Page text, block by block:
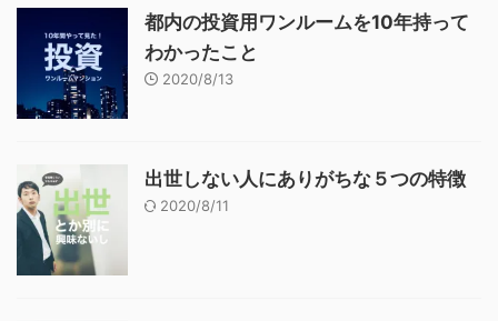
都内の投資用ワンルームを10年持って
わかったこと
2020/8/13
出世しない人にありがちな５つの特徴
2020/8/11